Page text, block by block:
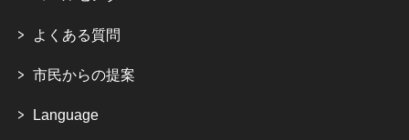
よくある質問
市民からの提案
Language